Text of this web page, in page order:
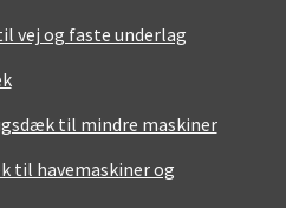
vej og faste underlag
til mindre maskiner
til havemaskiner og